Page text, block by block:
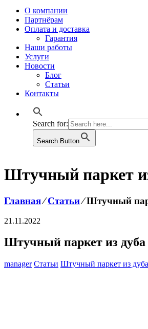
О компании
Партнёрам
Оплата и доставка
Гарантия
Наши работы
Услуги
Новости
Блог
Статьи
Контакты
Search for:
Search Button
Штучный паркет
Главная⁄Статьи⁄Штучный
21.11.2022
Штучный паркет из дуба
manager Статьи Штучный паркет из дуба